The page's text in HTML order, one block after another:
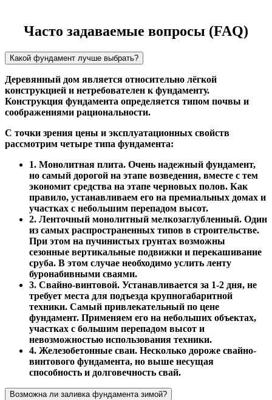
Часто задаваемые вопросы (FAQ)
Какой фундамент лучше выбрать?
Деревянный дом является относительно лёгкой
конструкцией и нетребователен к фундаменту.
Конструкция фундамента определяется типом почвы и
соображениями рациональности.
С точки зрения цены и эксплуатационных свойств
рассмотрим четыре типа фундамента:
1. Монолитная плита. Очень надежный фундамент,
но самый дорогой на этапе возведения, вместе с тем
экономит средства на этапе черновых полов. Как
правило, устанавливаем его на премиальных домах и
участках с небольшим перепадом высот.
2. Ленточный монолитный мелкозаглубленный. Один
из самых распространенных типов в строительстве.
При этом на пучинистых грунтах возможны
сезонные вертикальные подвижки и перекашивание
сруба. В этом случае необходимо услить ленту
буронабивными сваями.
3. Свайно-винтовой. Устанавливается за 1-2 дня, не
требует места для подъезда крупногабаритной
техники. Самый привлекательный по цене
фундамент. Применяем его на небольших объектах,
участках с большим перепадом высот и
невозможностью использования техники.
4. Железобетонные сваи. Несколько дороже свайно-
винтового фундамента, но выше несущая
способность и долговечность свай.
Возможна ли заливка фундамента зимой?